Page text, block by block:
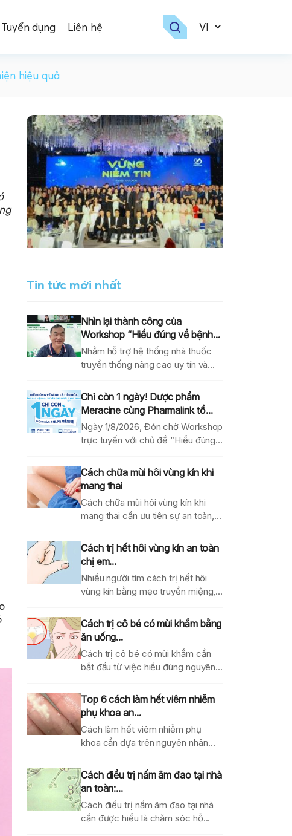
Tuyển dụng Liên hệ
hiệu quả
Tin tức mới nhất
Nhìn lại thành công của
Workshop “Hiểu đúng về bệnh...
Nhằm hỗ trợ hệ thống nhà thuốc
truyền thống nâng cao uy tín và
Chỉ còn 1 ngày! Dược phẩm
Meracine cùng Pharmalink tổ...
Ngày 1/8/2026, Đón chờ Workshop
trực tuyến với chủ đề “Hiểu đúng
Cách chữa mùi hôi vùng kín khi
mang thai
Cách chữa mùi hôi vùng kín khi
mang thai cần ưu tiên sự an toàn,...
Cách trị hết hôi vùng kín an toàn
chị em...
Nhiều người tìm cách trị hết hôi
vùng kín bằng mẹo truyền miệng,
Cách trị cô bé có mùi khắm bằng
ăn uống...
Cách trị cô bé có mùi khắm cần
bắt đầu từ việc hiểu đúng nguyên...
Top 6 cách làm hết viêm nhiễm
phụ khoa an...
Cách làm hết viêm nhiễm phụ
khoa cần dựa trên nguyên nhân
Cách điều trị nấm âm đao tại nhà
an toàn:...
Cách điều trị nấm âm đao tại nhà
cần được hiểu là chăm sóc hỗ...